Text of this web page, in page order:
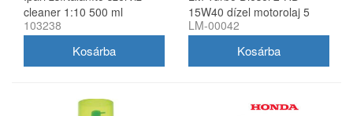
cleaner 1:10 500 ml
szórófejjel
103238
15W40 dízel motorolaj 5
liter
LM-00042